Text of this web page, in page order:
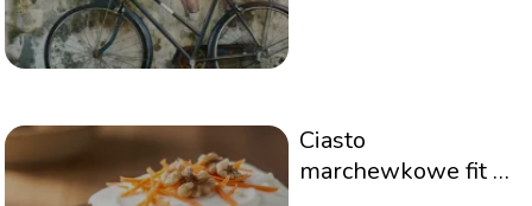
Ciasto
marchewkowe fit –